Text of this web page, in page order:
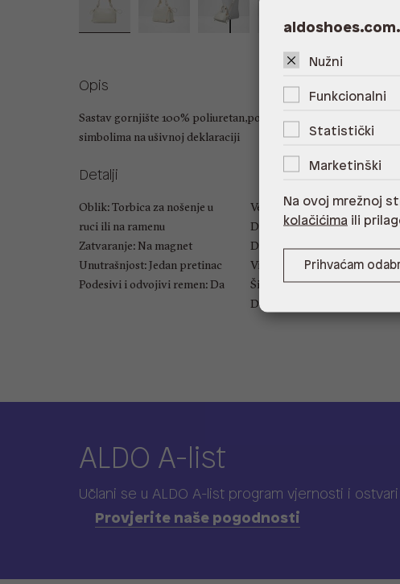
Opis
Sastav gornjište 100% poliuretan,podstava 100% reciklirani
simbolima na ušivnoj deklaraciji
Detalji
Oblik: Torbica za nošenje u
ruci ili na ramenu
Zatvaranje: Na magnet
Unutrašnjost: Jedan pretinac
Podesivi i odvojivi remen: Da
Veličina: UNIC
Duljina ručke: 7.62 cm
Duljina naramenice: 58.42 cm
Visina: 27 cm
Širina: 24 cm
Dubina: 12 cm
ALDO A-list
Učlani se u ALDO A-list program vjernosti i
Provjerite naše pogodnosti
Nužni
Funkcionalni
Statistički
Marketinški
Na ovoj mrežnoj
kolačićima ili
Prihvaćam